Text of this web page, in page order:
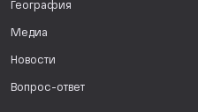
География
Медиа
Новости
Вопрос-ответ